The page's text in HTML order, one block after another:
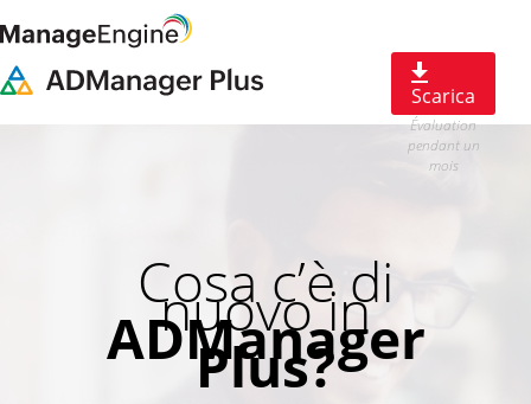
Scarica
Évaluation
pendant un
mois
Cosa c’è di
nuovo in
ADManager
Plus?